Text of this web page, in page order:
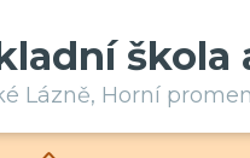
škola
Lázně, Horní